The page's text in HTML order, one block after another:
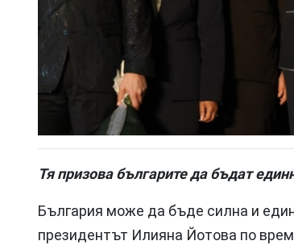
Тя призова българите да бъдат
България може да бъде силна и
президентът Илияна Йотова по